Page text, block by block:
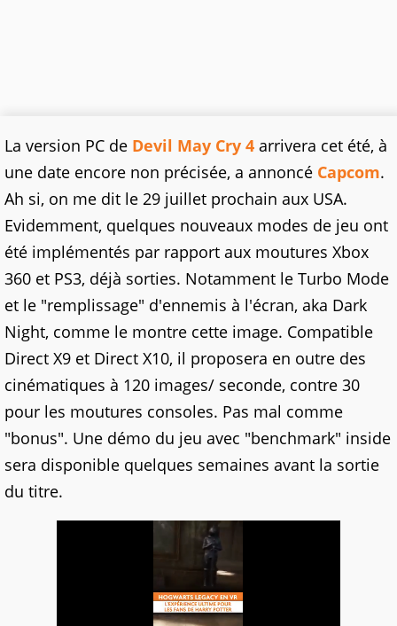
La version PC de Devil May Cry 4 arrivera cet été, à
une date encore non précisée, a annoncé Capcom.
Ah si, on me dit le 29 juillet prochain aux USA.
Evidemment, quelques nouveaux modes de jeu ont
été implémentés par rapport aux moutures Xbox
360 et PS3, déjà sorties. Notamment le Turbo Mode
et le "remplissage" d'ennemis à l'écran, aka Dark
Night, comme le montre cette image. Compatible
Direct X9 et Direct X10, il proposera en outre des
cinématiques à 120 images/ seconde, contre 30
pour les moutures consoles. Pas mal comme
"bonus". Une démo du jeu avec "benchmark" inside
sera disponible quelques semaines avant la sortie
du titre.